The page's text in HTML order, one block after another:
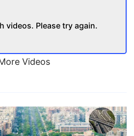
videos. Please try again.
Videos